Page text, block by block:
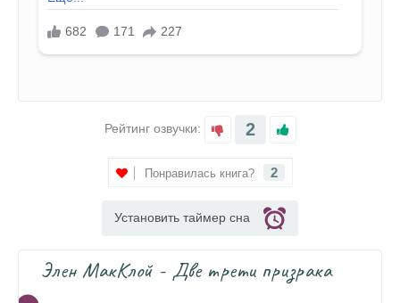
Рейтинг озвучки: 2
Понравилась книга? 2
Установить таймер сна
Элен МакКлой - Две трети призрака